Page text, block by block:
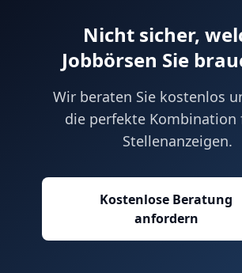
Nicht sicher,
Jobbörsen Sie
Wir beraten Sie kostenlos
die perfekte Kombination
Stellenanzeigen.
Kostenlose Beratung
anfordern